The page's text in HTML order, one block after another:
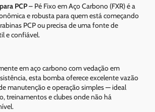
PCP– Pé Fixo em Aço Carbono (FXR) é a
e robusta para quem está começando
PCP ou precisa de uma fonte de
e confiável.
em aço carbono com vedação em
esta bomba oferece excelente vazão
manutenção e operação simples — ideal
treinamentos e clubes onde não há